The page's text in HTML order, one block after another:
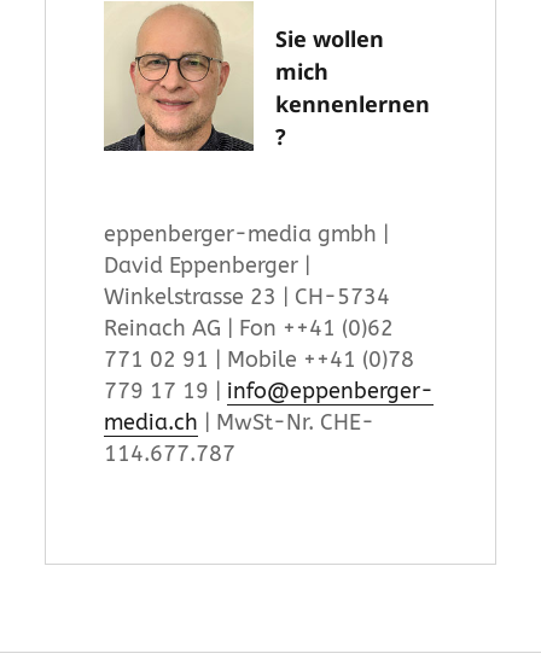
Sie wollen
mich
kennenlernen
?
eppenberger-media gmbh |
David Eppenberger |
Winkelstrasse 23 | CH-5734
Reinach AG | Fon ++41 (0)62
771 02 91 | Mobile ++41 (0)78
779 17 19 | info@eppenberger-
media.ch | MwSt-Nr. CHE-
114.677.787